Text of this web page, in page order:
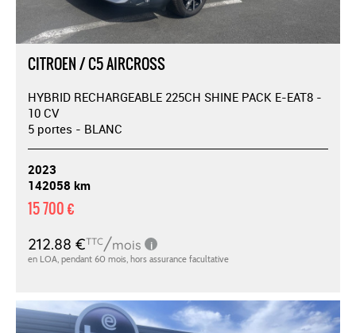
CITROEN / C5 AIRCROSS
HYBRID RECHARGEABLE 225CH SHINE PACK E-EAT8 -
10 CV
5 portes - BLANC
2023
142058 km
15 700 €